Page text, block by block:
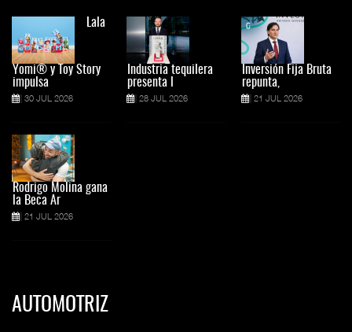
Lala
Yomi® y Toy Story
impulsa
30 JUL 2026
Rodrigo Molina gana
la Beca Ar
21 JUL 2026
Industria tequilera
presenta l
28 JUL 2026
Inversión Fija Bruta
repunta,
21 JUL 2026
AUTOMOTRIZ